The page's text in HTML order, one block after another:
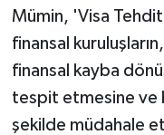
Mümin, 'Visa
finansal
finansal kayba
tespit etmesine ve
şekilde müdahale